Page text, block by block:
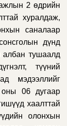
2 өдрийн
хуралдаж,
саналаар
дүнд
албан тушаалд
түүний
мэдээллийг
06 дугаар
хаалттай
олонхын